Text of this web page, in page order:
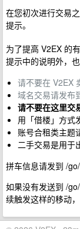
在您初次进行交易
提示。
为了提高 V2EX 的
提示中的说明外，
请不要在 V2EX
域名交易请发布
请不要在这里交
用「借楼」方式
账号合租类主题
二手交易是用于
拼车信息请发到 /go/
如果没有发送到 /
续触发这样的移动